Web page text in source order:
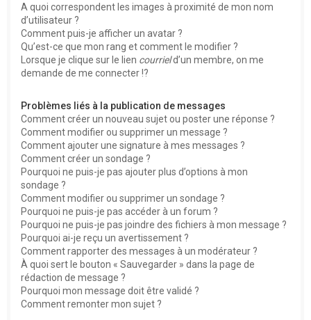
A quoi correspondent les images à proximité de mon nom
d’utilisateur ?
Comment puis-je afficher un avatar ?
Qu’est-ce que mon rang et comment le modifier ?
Lorsque je clique sur le lien courrield’un membre, on me
demande de me connecter !?
Problèmes liés à la publication de messages
Comment créer un nouveau sujet ou poster une réponse ?
Comment modifier ou supprimer un message ?
Comment ajouter une signature à mes messages ?
Comment créer un sondage ?
Pourquoi ne puis-je pas ajouter plus d’options à mon
sondage ?
Comment modifier ou supprimer un sondage ?
Pourquoi ne puis-je pas accéder à un forum ?
Pourquoi ne puis-je pas joindre des fichiers à mon message ?
Pourquoi ai-je reçu un avertissement ?
Comment rapporter des messages à un modérateur ?
À quoi sert le bouton « Sauvegarder » dans la page de
rédaction de message ?
Pourquoi mon message doit être validé ?
Comment remonter mon sujet ?